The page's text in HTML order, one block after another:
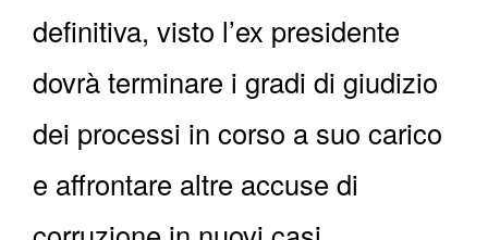
definitiva, visto l’ex presidente
dovrà terminare i gradi di giudizio
dei processi in corso a suo carico
e affrontare altre accuse di